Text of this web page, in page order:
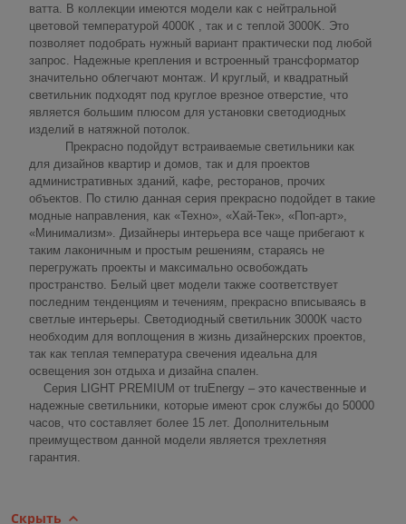
ватта. В коллекции имеются модели как с нейтральной
цветовой температурой 4000К , так и с теплой 3000K. Это
позволяет подобрать нужный вариант практически под любой
запрос. Надежные крепления и встроенный трансформатор
значительно облегчают монтаж. И круглый, и квадратный
светильник подходят под круглое врезное отверстие, что
является большим плюсом для установки светодиодных
изделий в натяжной потолок.
Прекрасно подойдут встраиваемые светильники как
для дизайнов квартир и домов, так и для проектов
административных зданий, кафе, ресторанов, прочих
объектов. По стилю данная серия прекрасно подойдет в такие
модные направления, как «Техно», «Хай-Тек», «Поп-арт»,
«Минимализм». Дизайнеры интерьера все чаще прибегают к
таким лаконичным и простым решениям, стараясь не
перегружать проекты и максимально освобождать
пространство. Белый цвет модели также соответствует
последним тенденциям и течениям, прекрасно вписываясь в
светлые интерьеры. Светодиодный светильник 3000К часто
необходим для воплощения в жизнь дизайнерских проектов,
так как теплая температура свечения идеальна для
освещения зон отдыха и дизайна спален.
Серия LIGHT PREMIUM от truEnergy – это качественные и
надежные светильники, которые имеют срок службы до 50000
часов, что составляет более 15 лет. Дополнительным
преимуществом данной модели является трехлетняя
гарантия.
Скрыть